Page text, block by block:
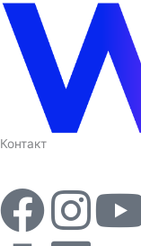
Контакт
F I